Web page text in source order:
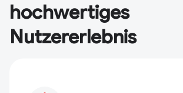
hochwertiges
Nutzererlebnis